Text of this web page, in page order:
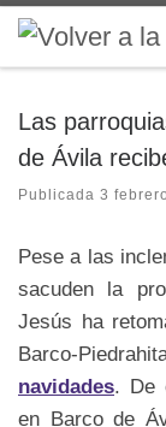
Saltar al
Las
de Ávila
Publicada 3
Pese a las
sacuden la
Jesús ha
Barco-
navidades. De
en Barco de